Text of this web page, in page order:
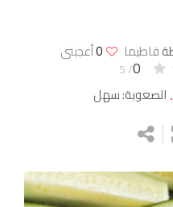
فاطيما 0أعجبنى
/ 5
سهل